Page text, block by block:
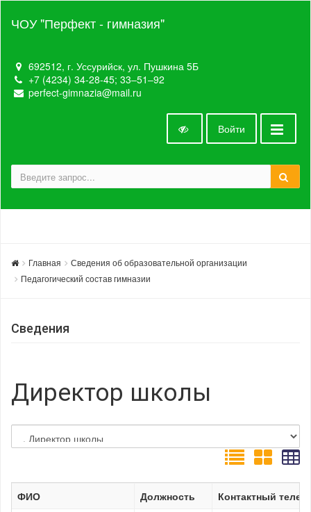
ЧОУ "Перфект - гимназия"
692512, г. Уссурийск, ул. Пушкина 5Б
+7 (4234) 34-28-45; 33‒51‒92
perfect-gimnazia@mail.ru
Войти
Главная
Сведения об образовательной организации
Педагогический состав гимназии
Сведения
Директор школы
ФИО Должность
Контактный